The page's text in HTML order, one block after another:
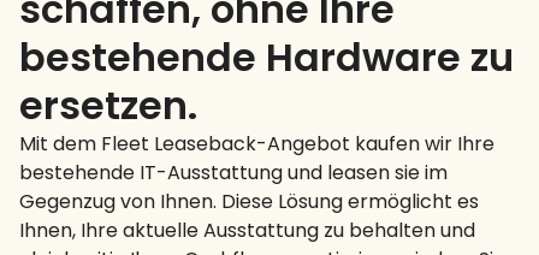
bestehende Hardware zu
ersetzen.
Mit dem Fleet Leaseback-Angebot kaufen wir Ihre
bestehende IT-Ausstattung und leasen sie im
Gegenzug von Ihnen. Diese Lösung ermöglicht es
Ihnen, Ihre aktuelle Ausstattung zu behalten und